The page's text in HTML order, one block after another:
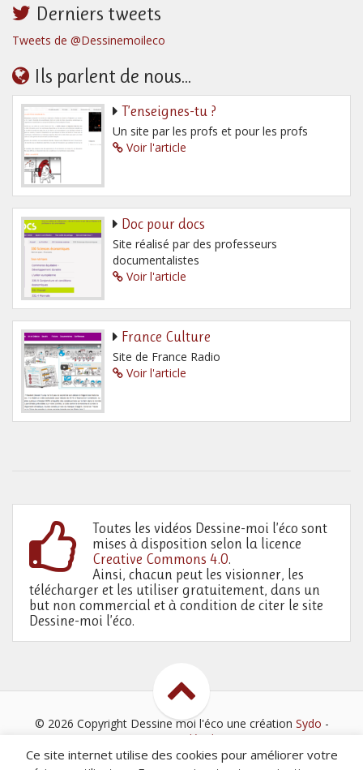
Derniers tweets
Tweets de @Dessinemoileco
Ils parlent de nous...
T’enseignes-tu ?
Un site par les profs et pour les profs
Voir l'article
Doc pour docs
Site réalisé par des professeurs
documentalistes
Voir l'article
France Culture
Site de France Radio
Voir l'article
Toutes les vidéos Dessine-moi l’éco sont
mises à disposition selon la licence
Creative Commons 4.0.
Ainsi, chacun peut les visionner, les
télécharger et les utiliser gratuitement, dans un
but non commercial et à condition de citer le site
Dessine-moi l’éco.
© 2026 Copyright Dessine moi l'éco une création Sydo -
Mentions légales
Ce site internet utilise des cookies pour améliorer votre